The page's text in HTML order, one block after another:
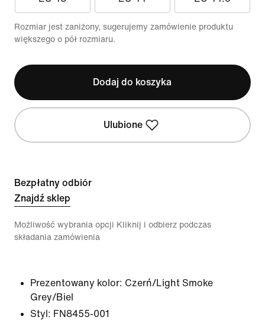
Rozmiar jest zaniżony, sugerujemy zamówienie produktu
większego o pół rozmiaru.
Dodaj do koszyka
Ulubione
Bezpłatny odbiór
Znajdź sklep
Możliwość wybrania opcji Kliknij i odbierz podczas
składania zamówienia
Prezentowany kolor: Czerń/Light Smoke
Grey/Biel
Styl: FN8455-001